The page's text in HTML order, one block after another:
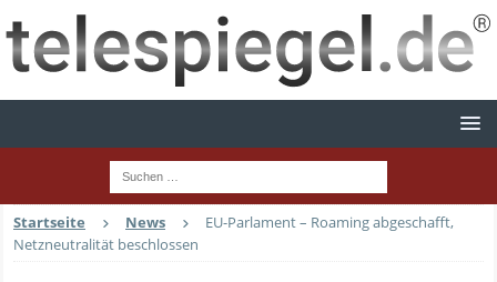
Startseite News
EU-Parlament – Roaming abgeschafft,
Netzneutralität beschlossen